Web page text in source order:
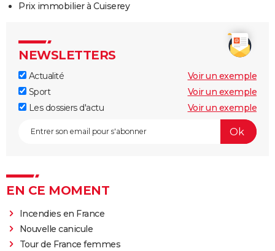
Prix immobilier à Cuiserey
NEWSLETTERS
Actualité
Voir un exemple
Sport
Voir un exemple
Les dossiers d'actu
Voir un exemple
EN CE MOMENT
Incendies en France
Nouvelle canicule
Tour de France femmes